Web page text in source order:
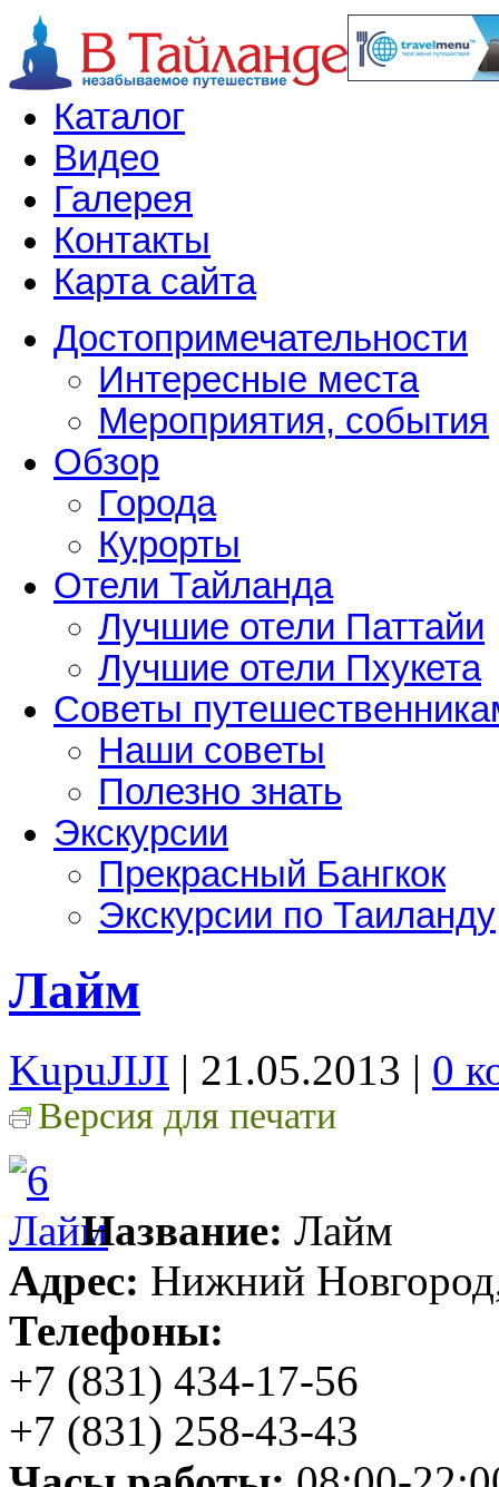
Каталог
Видео
Галерея
Контакты
Карта сайта
Достопримечательности
Интересные места
Мероприятия, события
Обзор
Города
Курорты
Отели Тайланда
Лучшие отели Паттайи
Лучшие отели Пхукета
Советы
Наши советы
Полезно знать
Экскурсии
Прекрасный Бангкок
Экскурсии по Таиланду
Лайм
KupuJIJI | 21.05.2013 | 0
Версия для печати
Название: Лайм
Адрес: Нижний
Телефоны:
+7 (831) 434-17-56
+7 (831) 258-43-43